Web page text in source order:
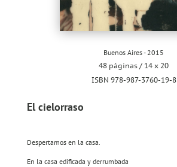
Buenos Aires - 2015
48 páginas / 14 x 20
ISBN 978-987-3760-19-8
El cielorraso
Despertamos en la casa.
En la casa edificada y derrumbada